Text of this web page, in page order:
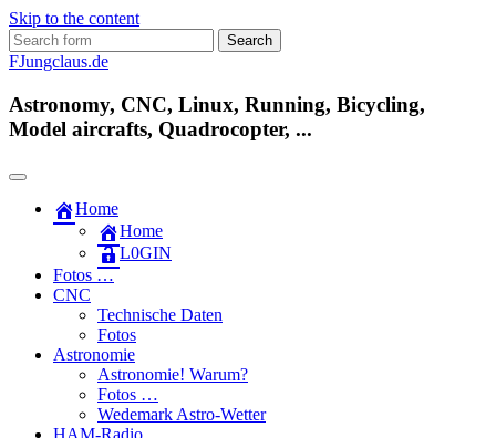
Skip to the content
Search
for:
FJungclaus.de
Astronomy, CNC, Linux, Running, Bicycling,
Model aircrafts, Quadrocopter, ...
Home
Home
L​0​​GIN
Fotos …
CNC
Technische Daten
Fotos
Astronomie
Astronomie! Warum?
Fotos …
Wedemark Astro-Wetter